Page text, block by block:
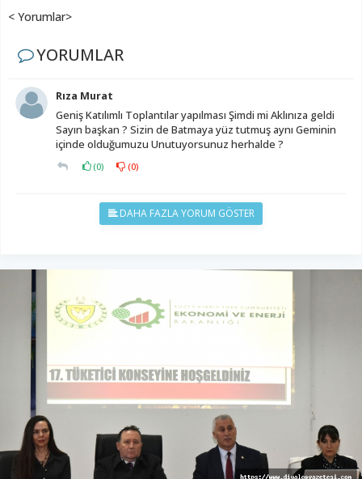
< Yorumlar>
YORUMLAR
Rıza Murat
Geniş Katılımlı Toplantılar yapılması Şimdi mi Aklınıza geldi
Sayın başkan ? Sizin de Batmaya yüz tutmuş aynı Geminin
içinde olduğumuzu Unutuyorsunuz herhalde ?
(0) (0)
DAHA FAZLA YORUM GÖSTER